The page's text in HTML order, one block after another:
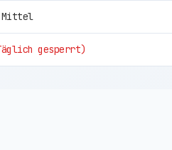
Mittel
gesperrt)